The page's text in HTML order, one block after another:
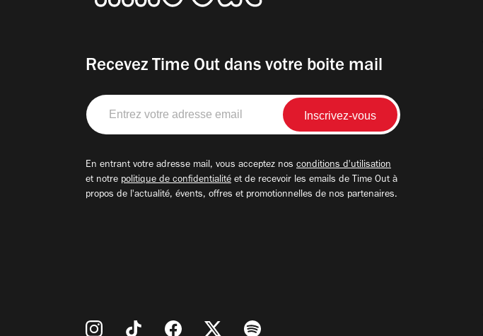
Recevez Time Out dans votre boite mail
Entrez
votre
adresse
En entrant votre adresse mail, vous acceptez nos conditions d'utilisation
et notre politique de confidentialité et de recevoir les emails de Time Out à
propos de l'actualité, évents, offres et promotionnelles de nos partenaires.